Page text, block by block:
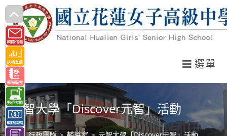
跳
轉
至
主
要
內
容
選單
元智大學「Discover元智」活動